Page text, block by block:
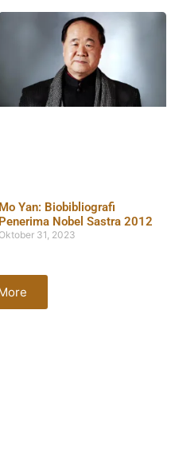
Mo Yan: Biobibliografi
Penerima Nobel Sastra 2012
Oktober 31, 2023